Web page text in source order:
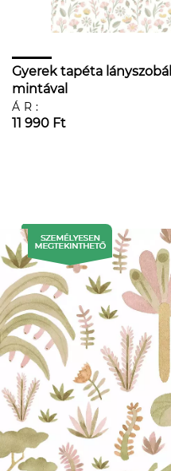
Gyerek tapéta
mintával
ÁR:
11 990 Ft